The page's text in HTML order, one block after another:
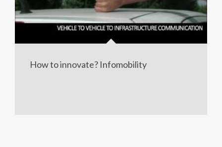
How to innovate? Infomobility